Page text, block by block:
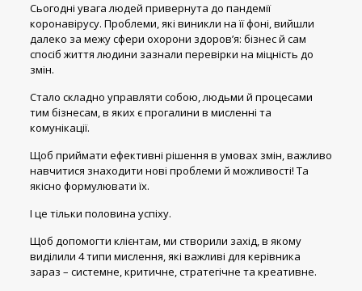
Сьогодні увага людей привернута до пандемії
коронавірусу. Проблеми, які виникли на її фоні, вийшли
далеко за межу сфери охорони здоров’я: бізнес й сам
спосіб життя людини зазнали перевірки на міцність до
змін.
Стало складно управляти собою, людьми й процесами
тим бізнесам, в яких є прогалини в мисленні та
комунікації.
Щоб приймати ефективні рішення в умовах змін, важливо
навчитися знаходити нові проблеми й можливості! Та
якісно формулювати їх.
І це тільки половина успіху.
Щоб допомогти клієнтам, ми створили захід, в якому
виділили 4 типи мислення, які важливі для керівника
зараз – системне, критичне, стратегічне та креативне.